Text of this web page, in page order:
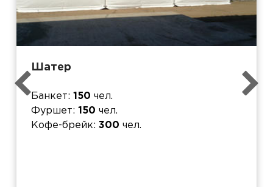
Шатер
Банкет 150 чел.
Фуршет
150 чел.
Кофе-брейк
300 чел.